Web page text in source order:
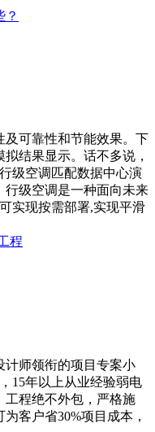
及可靠性和节能效果。下
结果显示。话不多说，
级空调匹配数据中心演
行级空调是一种面向未来
实现按需部署,实现平滑
计师领衔的项目专案小
15年以上从业经验弱电
工程绝不外包，严格施
客户省30%项目成本，